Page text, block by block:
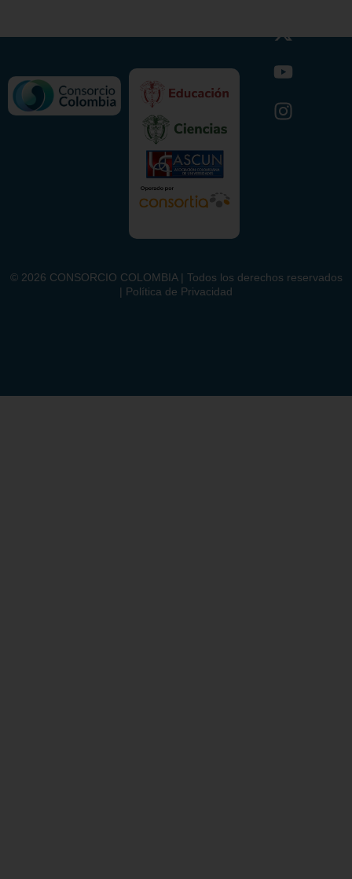
© 2026 CONSORCIO COLOMBIA | Todos los derechos reservados
| Política de Privacidad